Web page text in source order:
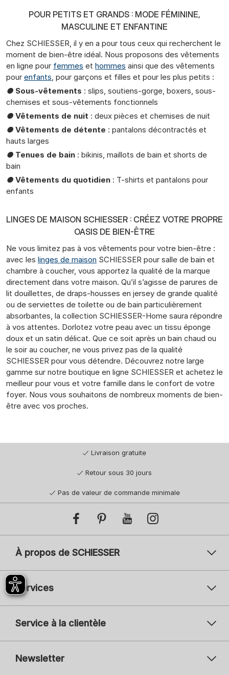
POUR PETITS ET GRANDS : MODE FÉMININE,
MASCULINE ET ENFANTINE
Chez SCHIESSER, il y en a pour tous ceux qui recherchent le
moment de bien-être idéal. Nous proposons des vêtements
en ligne pour femmes et hommes ainsi que des vêtements
pour enfants , pour garçons et filles et pour les plus petits :
● Sous-vêtements : slips, soutiens-gorge, boxers, sous-
chemises et sous-vêtements fonctionnels
● Vêtements de nuit : deux pièces et chemises de nuit
● Vêtements de détente : pantalons décontractés et
hauts larges
● Tenues de bain : bikinis, maillots de bain et shorts de
bain
● Vêtements du quotidien : T-shirts et pantalons pour
enfants
LINGES DE MAISON SCHIESSER : CRÉEZ VOTRE PROPRE
OASIS DE BIEN-ÊTRE
Ne vous limitez pas à vos vêtements pour votre bien-être :
avec les linges de maison SCHIESSER pour salle de bain et
chambre à coucher, vous apportez la qualité de la marque
directement dans votre maison. Qu’il s’agisse de parures de
lit douillettes, de draps-housses en jersey de grande qualité
ou de serviettes de toilette ou de bain particulièrement
absorbantes, la collection SCHIESSER-Home saura répondre
à vos attentes. Dorlotez votre peau avec un tissu éponge
doux et un satin délicat. Que ce soit après un bain chaud ou
le soir au coucher, ne vous privez pas de la qualité
SCHIESSER pour vous détendre. Découvrez notre large
gamme sur notre boutique en ligne SCHIESSER et achetez le
meilleur pour vous et votre famille dans le confort de votre
foyer. Nous vous souhaitons de nombreux moments de bien-
être avec vos proches.
Livraison gratuite
Retour sous 30 jours
Pas de valeur de commande minimale
À propos de SCHIESSER
Services
Service à la clientèle
Newsletter